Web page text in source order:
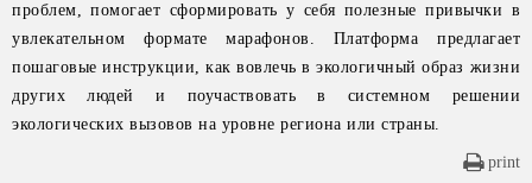
проблем, помогает сформировать у себя полезные привычки в
увлекательном формате марафонов. Платформа предлагает
пошаговые инструкции, как вовлечь в экологичный образ жизни
других людей и поучаствовать в системном решении
экологических вызовов на уровне региона или страны.
print